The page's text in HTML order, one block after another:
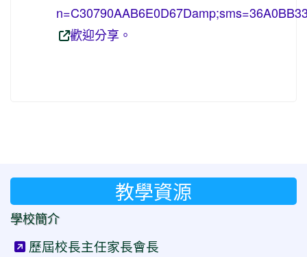
歡迎分享。
教學資源
學校簡介
歷屆校長主任家長會長